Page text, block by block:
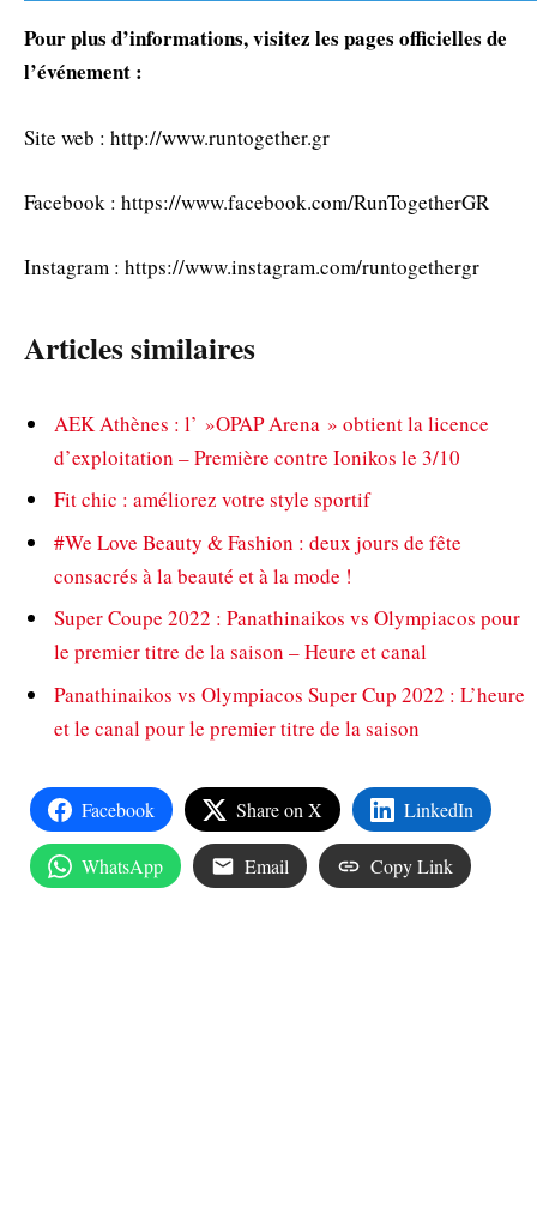
Pour plus d’informations, visitez les pages officielles de
l’événement :
Site web : http://www.runtogether.gr
Facebook : https://www.facebook.com/RunTogetherGR
Instagram : https://www.instagram.com/runtogethergr
Articles similaires
AEK Athènes : l’ »OPAP Arena » obtient la licence
d’exploitation – Première contre Ionikos le 3/10
Fit chic : améliorez votre style sportif
#We Love Beauty & Fashion : deux jours de fête
consacrés à la beauté et à la mode !
Super Coupe 2022 : Panathinaikos vs Olympiacos pour
le premier titre de la saison – Heure et canal
Panathinaikos vs Olympiacos Super Cup 2022 : L’heure
et le canal pour le premier titre de la saison
Facebook Share on X LinkedIn
WhatsApp Email Copy Link